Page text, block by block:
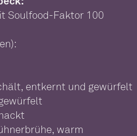
Soulfood-Faktor 100
entkernt und gewürfelt
warm